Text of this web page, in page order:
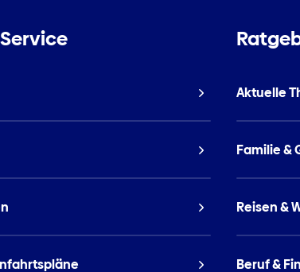
Aktuelle
Familie &
Reisen &
Beruf &